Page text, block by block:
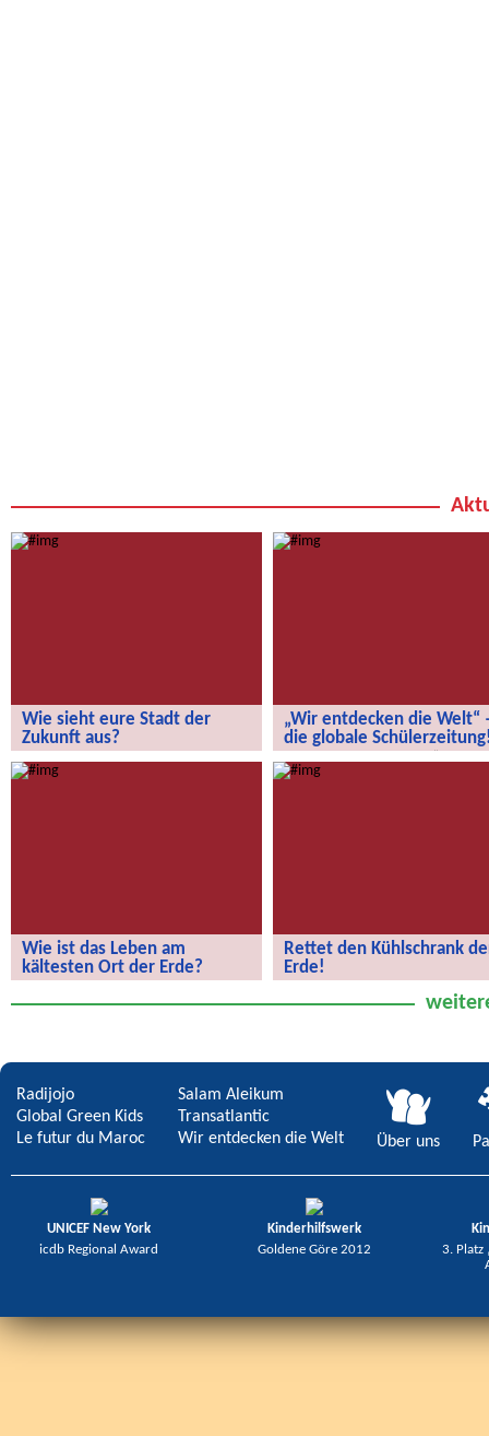
Wie sieht eure Stadt der
Zukunft aus?
„Wir entdecken die Welt“
die globale
globale Schülerzeitung!
Wie ist das Leben am
kältesten Ort der Erde?
der Erde?
Rettet den Kühlschrank
Erde!
Radijojo
Global Green Kids
Le futur du Maroc
Salam Aleikum
Transatlantic
Wir entdecken die Welt
Über uns
UNICEF New York
icdb Regional Award
Kinderhilfswerk
Goldene Göre 2012
3. Platz